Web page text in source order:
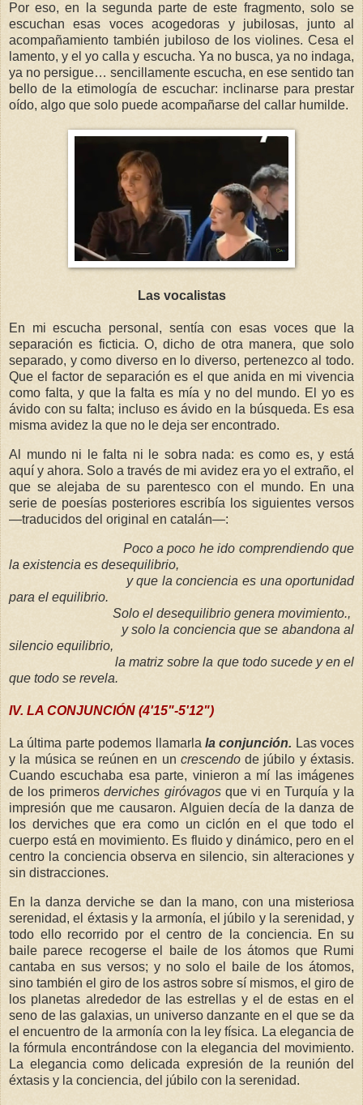
Por eso, en la segunda parte de este fragmento, solo se
escuchan esas voces acogedoras y jubilosas, junto al
acompañamiento también jubiloso de los violines. Cesa el
lamento, y el yo calla y escucha. Ya no busca, ya no indaga,
ya no persigue… sencillamente escucha, en ese sentido tan
bello de la etimología de escuchar: inclinarse para prestar
oído, algo que solo puede acompañarse del callar humilde.
Las vocalistas
En mi escucha personal, sentía con esas voces que la
separación es ficticia. O, dicho de otra manera, que solo
separado, y como diverso en lo diverso, pertenezco al todo.
Que el factor de separación es el que anida en mi vivencia
como falta, y que la falta es mía y no del mundo. El yo es
ávido con su falta; incluso es ávido en la búsqueda. Es esa
misma avidez la que no le deja ser encontrado.
Al mundo ni le falta ni le sobra nada: es como es, y está
aquí y ahora. Solo a través de mi avidez era yo el extraño, el
que se alejaba de su parentesco con el mundo. En una
serie de poesías posteriores escribía los siguientes versos
—traducidos del original en catalán—:
Poco a poco he ido comprendiendo que
la existencia es desequilibrio,
y que la conciencia es una oportunidad
para el equilibrio.
Solo el desequilibrio genera movimiento.,
y solo la conciencia que se abandona al
silencio equilibrio,
la matriz sobre la que todo sucede y en el
que todo se revela.
IV. LA CONJUNCIÓN (4'15"-5'12")
La última parte podemos llamarla la conjunción. Las voces
y la música se reúnen en un crescendo de júbilo y éxtasis.
Cuando escuchaba esa parte, vinieron a mí las imágenes
de los primerosderviches giróvagosque vi en Turquía y la
impresión que me causaron. Alguien decía de la danza de
los derviches que era como un ciclón en el que todo el
cuerpo está en movimiento. Es fluido y dinámico, pero en el
centro la conciencia observa en silencio, sin alteraciones y
sin distracciones.
En la danza derviche se dan la mano, con una misteriosa
serenidad, el éxtasis y la armonía, el júbilo y la serenidad, y
todo ello recorrido por el centro de la conciencia. En su
baile parece recogerse el baile de los átomos que Rumi
cantaba en sus versos; y no solo el baile de los átomos,
sino también el giro de los astros sobre sí mismos, el giro de
los planetas alrededor de las estrellas y el de estas en el
seno de las galaxias, un universo danzante en el que se da
el encuentro de la armonía con la ley física. La elegancia de
la fórmula encontrándose con la elegancia del movimiento.
La elegancia como delicada expresión de la reunión del
éxtasis y la conciencia, del júbilo con la serenidad.